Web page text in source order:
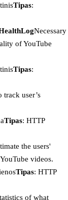
Tipas:
Necessary
of YouTube
Tipas:
track user’s
Tipas: HTTP
the users'
videos.
Tipas: HTTP
of what